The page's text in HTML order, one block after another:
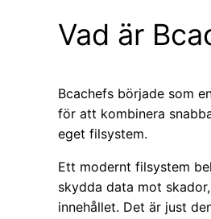
Vad är
Bcachefs började som
för att kombinera
eget filsystem.
Ett modernt filsystem
skydda data mot
innehållet. Det är just